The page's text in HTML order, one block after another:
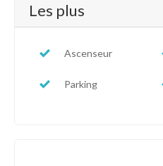
Les plus
Ascenseur
Parking